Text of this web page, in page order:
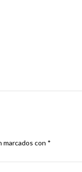
marcados con *